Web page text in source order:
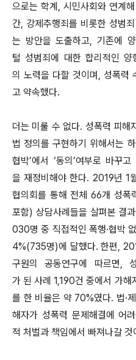
으로는 학계, 시민사회와 연계
간, 강제추행죄를 비롯한 성범
는 방안을 도출하고, 기존에
털 성범죄에 대한 합리적인
의 노력을 다할 것이며, 성폭력
고 약속했다.
더는 미룰 수 없다. 성폭력 피해
법 정의를 구현하기 위해서는
협박’에서 ‘동의’여부로 바꾸
을 재정비해야 한다. 2019년 1
협의회를 통해 전체 66개 성폭
포함) 상담사례들을 살펴본 결
030명 중 직접적인 폭행·협박
4%(735명)에 달했다. 한편,
구원의 공동연구에 따르면,
가 된 사례 1,190건 중에서 가해
를 한 비율은 약 70%였다. 법·
해자가 성폭력 문제해결에 어
적 처벌과 책임에서 빠져나갈 것